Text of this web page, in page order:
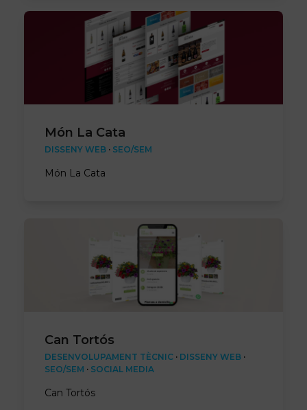
Món La Cata
DISSENY WEB· SEO/SEM
Món La Cata
Can Tortós
DESENVOLUPAMENT TÈCNIC· DISSENY WEB·
SEO/SEM · SOCIAL MEDIA
Can Tortós